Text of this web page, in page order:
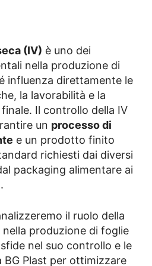
(IV) è uno dei
nella produzione di
influenza direttamente le
la lavorabilità e la
Il controllo della IV
un processo di
e un prodotto finito
richiesti dai diversi
packaging alimentare ai
il ruolo della
produzione di foglie
nel suo controllo e le
Plast per ottimizzare